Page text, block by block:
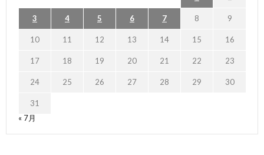
3 4 5 6 7 8 9
10 11 12 13 14 15 16
17 18 19 20 21 22 23
24 25 26 27 28 29 30
31
« 7月